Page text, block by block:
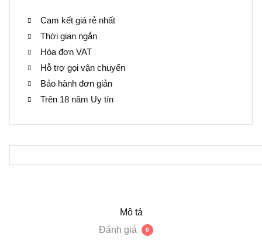
Cam kết giá rẻ nhất
Thời gian ngắn
Hóa đơn VAT
Hỗ trợ gọi vận chuyển
Bảo hành đơn giản
Trên 18 năm Uy tín
Mô tả
Đánh giá
0